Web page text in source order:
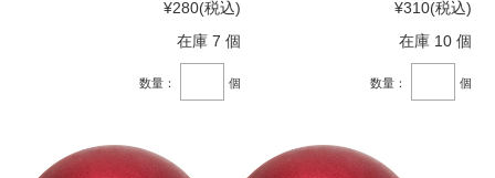
¥280(税込)
在庫 7 個
数量： 個
¥310(税込)
在庫 10 個
数量： 個